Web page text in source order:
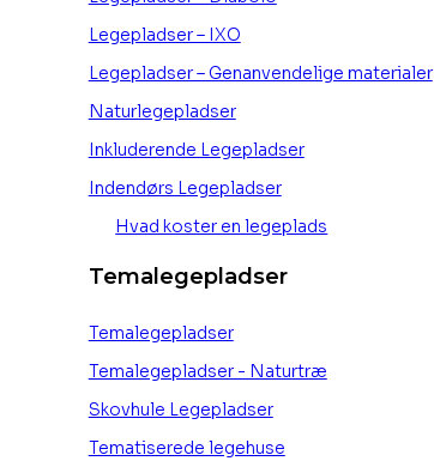
Legepladser – IXO
Legepladser – Genanvendelige materialer
Naturlegepladser
Inkluderende Legepladser
Indendørs Legepladser
Hvad koster en legeplads
Temalegepladser
Temalegepladser
Temalegepladser - Naturtræ
Skovhule Legepladser
Tematiserede legehuse